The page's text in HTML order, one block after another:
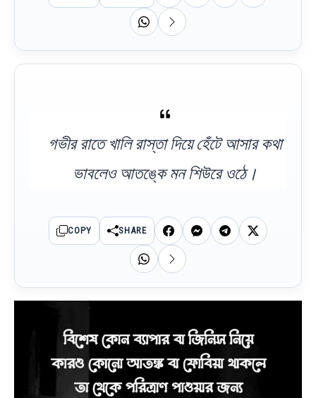
গভীর রাতে খালি রাস্তা দিয়ে হেঁটে আসার কথা
ভাবলেও আতঙ্কে মন শিউরে ওঠে।
COPY SHARE